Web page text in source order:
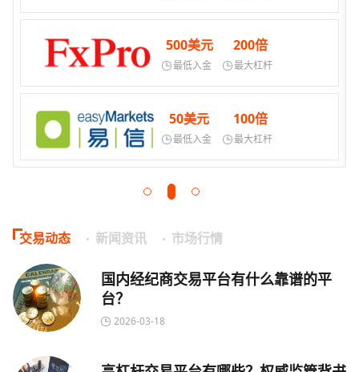
50美元
最低入金
100倍
最大杠杆
1美元
最低入金
400倍
最大杠杆
交易动态 新闻资讯 市场行情
国内经纪商交易平台有什么靠谱的平
台？
2026-03-18